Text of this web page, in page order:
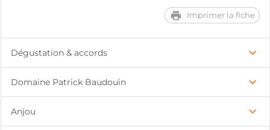
Imprimer la fiche
Dégustation & accords
Domaine Patrick Baudouin
Anjou